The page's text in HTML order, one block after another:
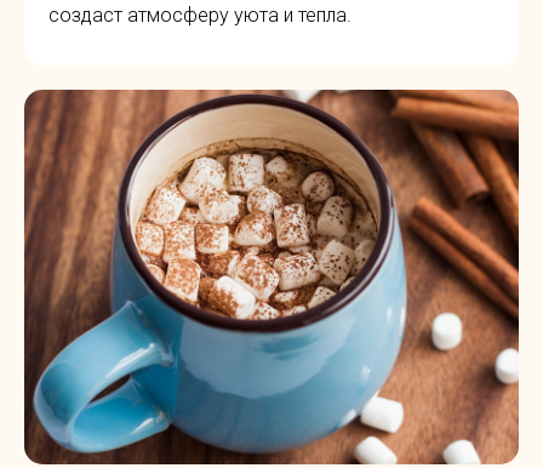
создаст атмосферу уюта и тепла.